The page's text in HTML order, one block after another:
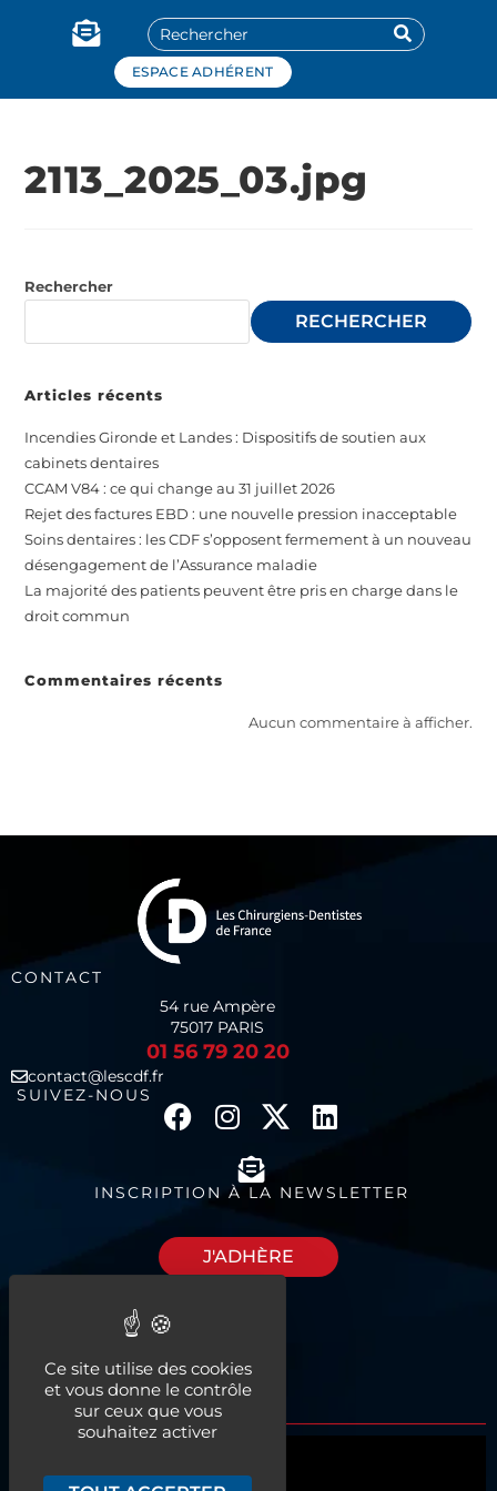
ESPACE ADHÉRENT
2113_2025_03.jpg
Rechercher
RECHERCHER
Articles récents
Incendies Gironde et Landes : Dispositifs de soutien aux
cabinets dentaires
CCAM V84 : ce qui change au 31 juillet 2026
Rejet des factures EBD : une nouvelle pression inacceptable
Soins dentaires : les CDF s’opposent fermement à un nouveau
désengagement de l’Assurance maladie
La majorité des patients peuvent être pris en charge dans le
droit commun
Commentaires récents
Aucun commentaire à afficher.
CONTACT
54 rue Ampère
75017 PARIS
01 56 79 20 20
contact@lescdf.fr
SUIVEZ-NOUS
INSCRIPTION À LA NEWSLETTER
J'ADHÈRE
espaces à louer
Panneau de gestion des cookies
Ce site utilise des cookies
et vous donne le contrôle
sur ceux que vous
souhaitez activer